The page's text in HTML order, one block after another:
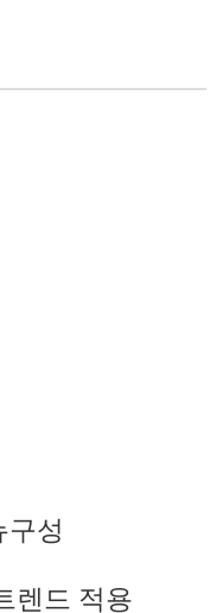
구성
렌드 적용